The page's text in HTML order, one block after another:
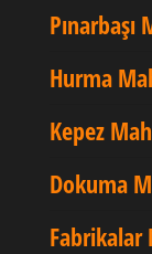
Hurma
Kepez
Dokuma
Fabrikalar